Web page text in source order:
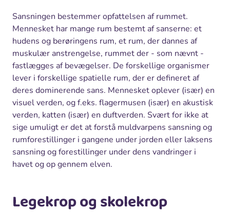
Sansningen bestemmer opfattelsen af rummet.
Mennesket har mange rum bestemt af sanserne: et
hudens og berøringens rum, et rum, der dannes af
muskulær anstrengelse, rummet der - som nævnt -
fastlægges af bevægelser. De forskellige organismer
lever i forskellige spatielle rum, der er defineret af
deres dominerende sans. Mennesket oplever (især) en
visuel verden, og f.eks. flagermusen (især) en akustisk
verden, katten (især) en duftverden. Svært for ikke at
sige umuligt er det at forstå muldvarpens sansning og
rumforestillinger i gangene under jorden eller laksens
sansning og forestillinger under dens vandringer i
havet og op gennem elven.
Legekrop og skolekrop